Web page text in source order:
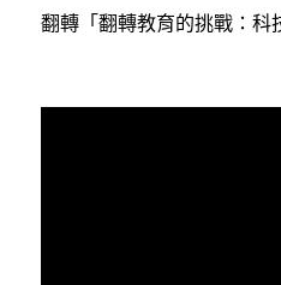
翻轉「翻轉教育的挑戰：科